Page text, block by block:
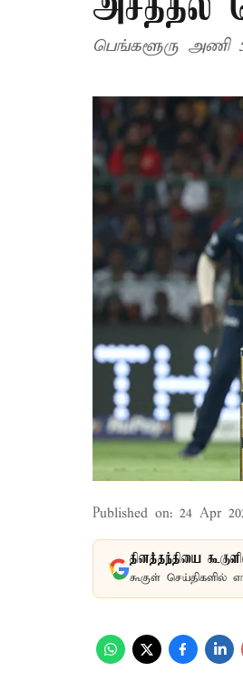
பெங்களூரு அணி 5
Published on: 24 Apr
தினத்தந்தியை
கூகுள் செய்திகளில்